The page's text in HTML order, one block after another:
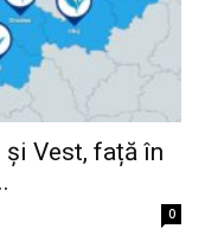
Vest, față în
0